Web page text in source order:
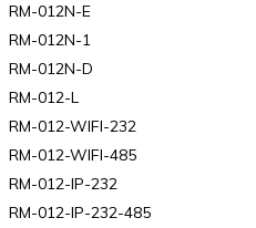
RM-012N-E
RM-012N-1
RM-012N-D
RM-012-L
RM-012-WIFI-232
RM-012-WIFI-485
RM-012-IP-232
RM-012-IP-232-485